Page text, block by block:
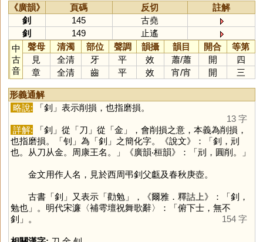
《廣韻》 頁碼 反切
註解
釗
145
古堯
釗
149
止遙
中
古
音
聲母 清濁 部位 聲調 韻攝 韻目 開合
等第
見
全清 牙 平 效 蕭/蕭 開
四
章
全清 齒 平 效 宵/宵 開 三
形義通解
略說: 「釗 」表示削損，也指磨損。
13 字
詳解: 「釗 」從「刀 」從「金 」，會削損之意，本義為削損，
也指磨損。「钊 」為「釗 」之簡化字。《說文》：「釗，刓
也。从刀从金。周康王名。」《廣韻‧桓韻》：「刓，圓削。」
金文用作人名，見於西周弔釗父甗及春秋庚壺。
古書「釗 」又表示「勸勉」，《爾雅．釋詁上》：「釗，
勉也」。明代宋濂〈補雩壇祝舞歌辭〉：「俯下士，無不
釗」。
154 字